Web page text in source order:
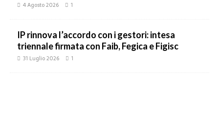
4 Agosto 2026 1
IP rinnova l’accordo con i gestori: intesa
triennale firmata con Faib, Fegica e Figisc
31 Luglio 2026 1